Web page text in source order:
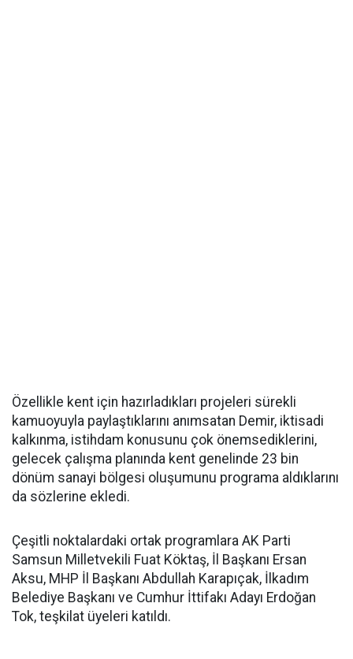
Özellikle kent için hazırladıkları projeleri sürekli
kamuoyuyla paylaştıklarını anımsatan Demir, iktisadi
kalkınma, istihdam konusunu çok önemsediklerini,
gelecek çalışma planında kent genelinde 23 bin
dönüm sanayi bölgesi oluşumunu programa aldıklarını
da sözlerine ekledi.
Çeşitli noktalardaki ortak programlara AK Parti
Samsun Milletvekili Fuat Köktaş, İl Başkanı Ersan
Aksu, MHP İl Başkanı Abdullah Karapıçak, İlkadım
Belediye Başkanı ve Cumhur İttifakı Adayı Erdoğan
Tok, teşkilat üyeleri katıldı.